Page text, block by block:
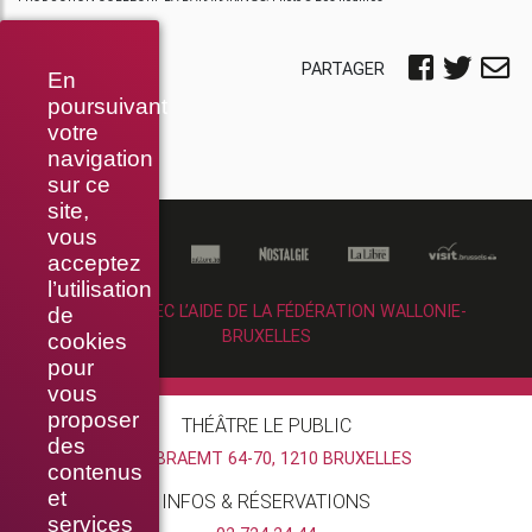
En
poursuivant
votre
navigation
sur ce
site,
vous
acceptez
l’utilisation
de
cookies
pour
vous
proposer
des
contenus
et
services
PARTAGER
RÉALISÉ AVEC L’AIDE DE LA FÉDÉRATION WALLONIE-
BRUXELLES
THÉÂTRE LE PUBLIC
RUE BRAEMT 64-70, 1210 BRUXELLES
INFOS & RÉSERVATIONS